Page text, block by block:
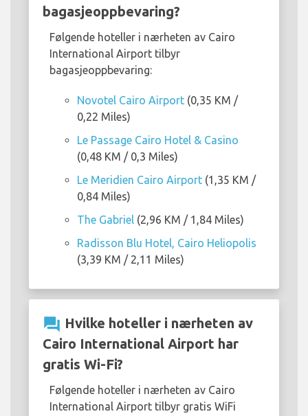
bagasjeoppbevaring?
Følgende hoteller i nærheten av Cairo
International Airport tilbyr
bagasjeoppbevaring:
Novotel Cairo Airport (0,35 KM /
0,22 Miles)
Le Passage Cairo Hotel & Casino
(0,48 KM / 0,3 Miles)
Le Meridien Cairo Airport (1,35 KM /
0,84 Miles)
The Gabriel (2,96 KM / 1,84 Miles)
Radisson Blu Hotel, Cairo Heliopolis
(3,39 KM / 2,11 Miles)
question_answer Hvilke hoteller i nærheten av
Cairo International Airport har
gratis Wi-Fi?
Følgende hoteller i nærheten av Cairo
International Airport tilbyr gratis WiFi